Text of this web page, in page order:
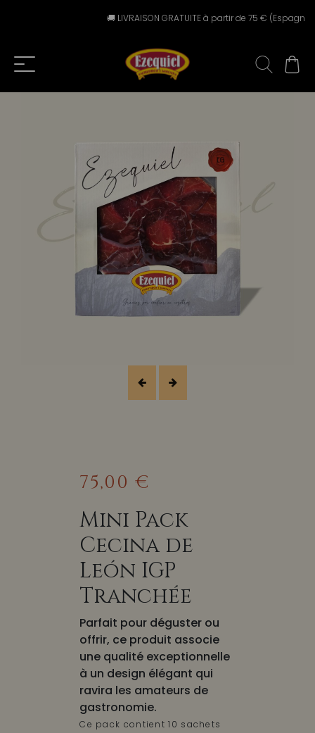
🚚 LIVRAISON GRATUITE à partir de 75 €
75,00 €
Mini Pack
Cecina de
León IGP
Tranchée
Parfait pour déguster ou
offrir, ce produit associe
une qualité exceptionnelle
à un design élégant qui
ravira les amateurs de
gastronomie.
Ce pack contient 10 sachets